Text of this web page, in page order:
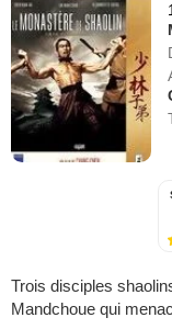
Trois disciples
Mandchoue qui